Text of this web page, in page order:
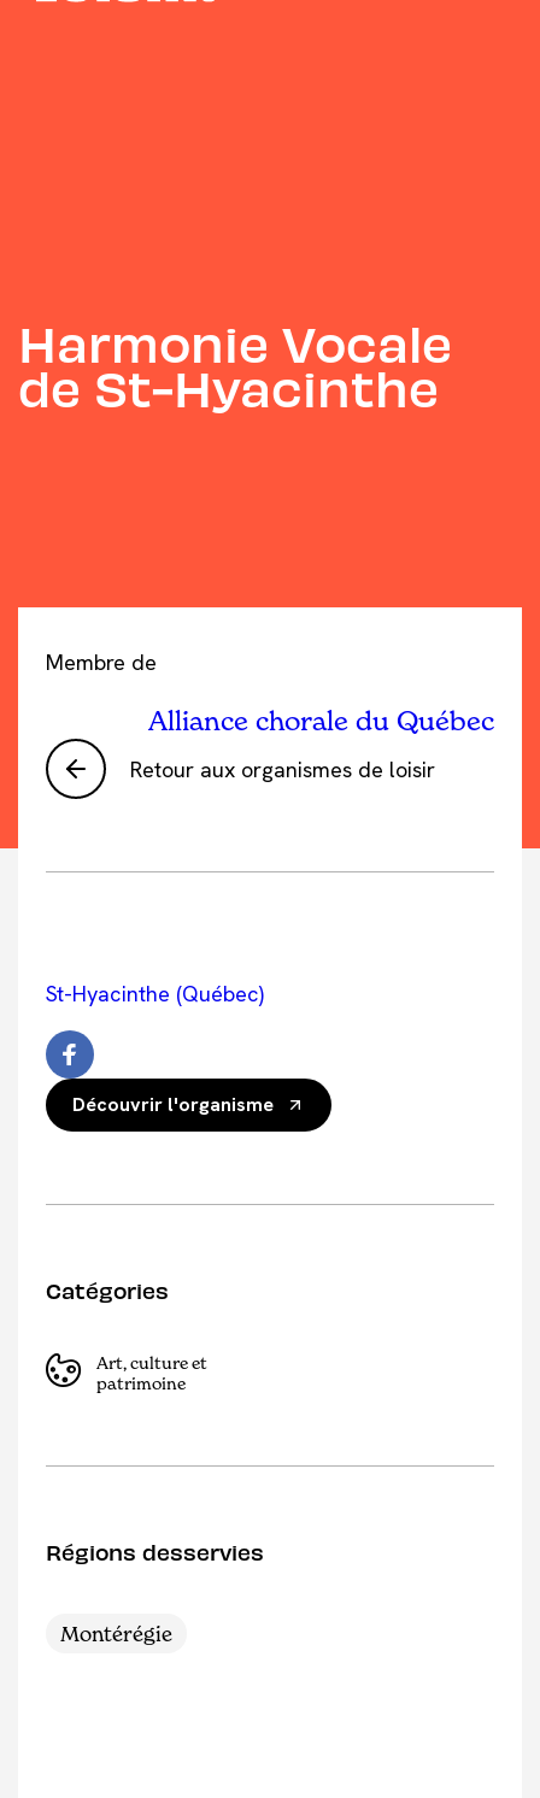
Harmonie Vocale
de St-Hyacinthe
Retour aux organismes de loisir
Membre de
Alliance chorale du Québec
St-Hyacinthe (Québec)
Découvrir l'organisme
Catégories
Art, culture et
patrimoine
Régions desservies
Montérégie